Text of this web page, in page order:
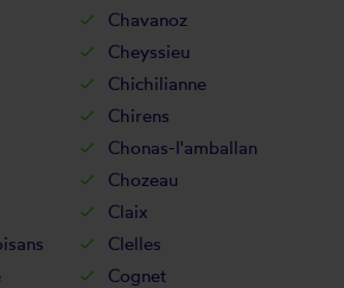
Chavanoz
Cheyssieu
Chichilianne
Chirens
Chonas-l'amballan
Chozeau
Claix
Clelles
Cognet